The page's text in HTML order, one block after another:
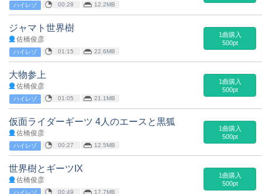
ハイレゾ 00:28 12.2MB
ジャマト世界樹
佐橋俊彦
ハイレゾ 01:15 22.6MB
1曲購入
500pt
大物参上
佐橋俊彦
ハイレゾ 01:05 21.1MB
1曲購入
500pt
仮面ライダーギーツ 4人のエースと黒狐
佐橋俊彦
ハイレゾ 00:27 12.5MB
1曲購入
500pt
世界樹とギーツIX
佐橋俊彦
ハイレゾ 00:49 17.7MB
1曲購入
500pt